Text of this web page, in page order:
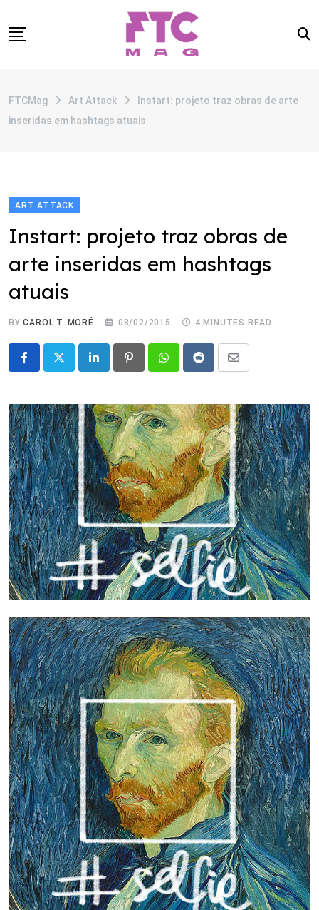
to
CATEGORIAS
FTCMag Art Attack
Instart: projeto traz obras de arte
inseridas em hashtags atuais
ART ATTACK
Instart: projeto traz obras de
arte inseridas em hashtags
atuais
BYCAROL T. MORÉ 08/02/2015 4 MINUTES READ
LinkedIn PinterestWhatsappRedditShare
Email